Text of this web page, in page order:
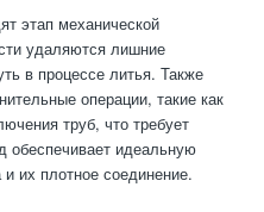
этап механической
удаляются лишние
в процессе литья. Также
операции, такие как
труб, что требует
обеспечивает идеальную
их плотное соединение.